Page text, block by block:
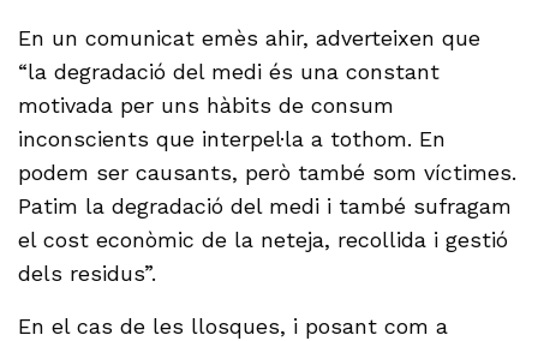
En un comunicat emès ahir, adverteixen que
“la degradació del medi és una constant
motivada per uns hàbits de consum
inconscients que interpel·la a tothom. En
podem ser causants, però també som víctimes.
Patim la degradació del medi i també sufragam
el cost econòmic de la neteja, recollida i gestió
dels residus”.
En el cas de les llosques, i posant com a